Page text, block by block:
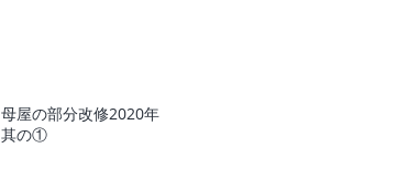
母屋の部分改修2020年
其の①